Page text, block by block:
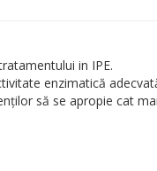
in IPE.
enzimatică
să se apropie cat mai